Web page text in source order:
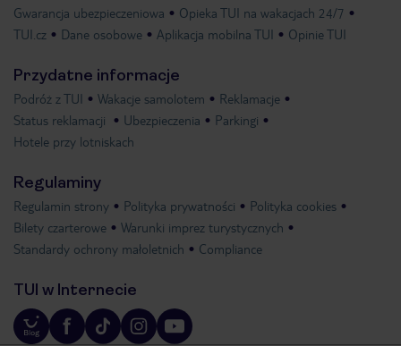
Gwarancja ubezpieczeniowa
Opieka TUI na wakacjach 24/7
TUI.cz
Dane osobowe Aplikacja mobilna TUI Opinie TUI
Przydatne informacje
Podróż z TUI Wakacje samolotem
Reklamacje
Status reklamacji
Ubezpieczenia
Parkingi
Hotele przy lotniskach
Regulaminy
Regulamin strony Polityka prywatności
Polityka cookies
Bilety czarterowe
Warunki imprez turystycznych
Standardy ochrony małoletnich
Compliance
TUI w Internecie